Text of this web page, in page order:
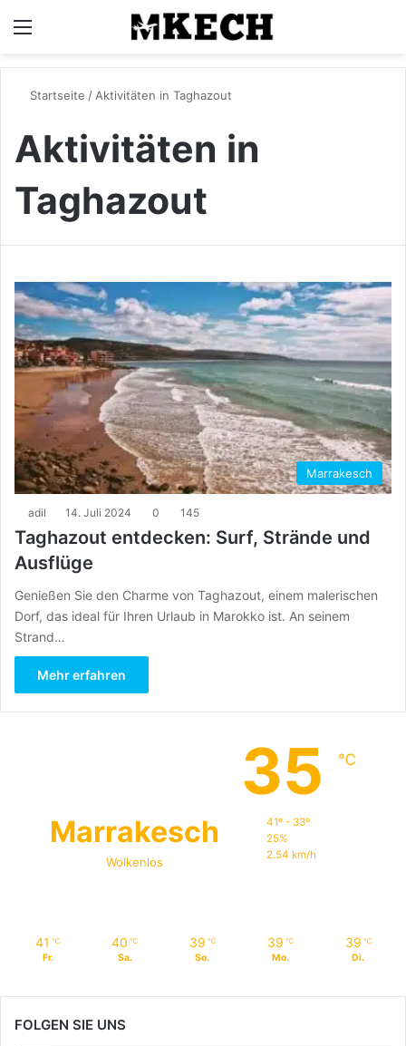
Startseite / Aktivitäten in Taghazout
Aktivitäten in
Taghazout
Marrakesch
adil 14. Juli 2024 0 145
Taghazout entdecken: Surf, Strände und
Ausflüge
Genießen Sie den Charme von Taghazout, einem malerischen
Dorf, das ideal für Ihren Urlaub in Marokko ist. An seinem
Strand…
Mehr erfahren
Marrakesch
Wolkenlos
35 ℃
41º - 33º
25%
2.54 km/h
41 ℃
Fr.
40 ℃
Sa.
39 ℃
So.
39 ℃
Mo.
39 ℃
Di.
FOLGEN SIE UNS